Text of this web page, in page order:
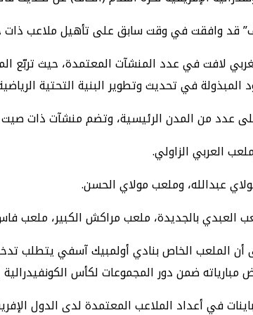
قد وافقت في وقت سابق على تأهيل ملاعب ذات
في تحديث وتطوير البنية التحتية
عدد من المدن الرئيسية، وتضم منشآت ذات
العربي الزاولي.
عبدالله، وملعب مولاي الحسن.
العبدي بالجديدة، ملعب مراكش الكبير، ملعب
الملعب الخاص بنادي أولمبيك آسفي يتطلب
ضمن دور المجموعات لكأس الكونفيدرالية
في أعداد الملاعب المعتمدة لدى الدول